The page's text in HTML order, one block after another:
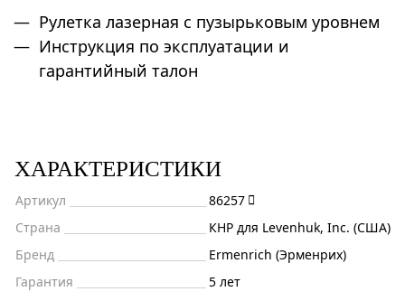
Рулетка лазерная с пузырьковым уровнем
Инструкция по эксплуатации и
гарантийный талон
ХАРАКТЕРИСТИКИ
Артикул
86257
Страна
КНР для Levenhuk, Inc. (США)
Бренд
Ermenrich (Эрменрих)
Гарантия
5 лет